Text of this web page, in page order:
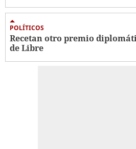
POLÍTICOS
Recetan otro premio
de Libre